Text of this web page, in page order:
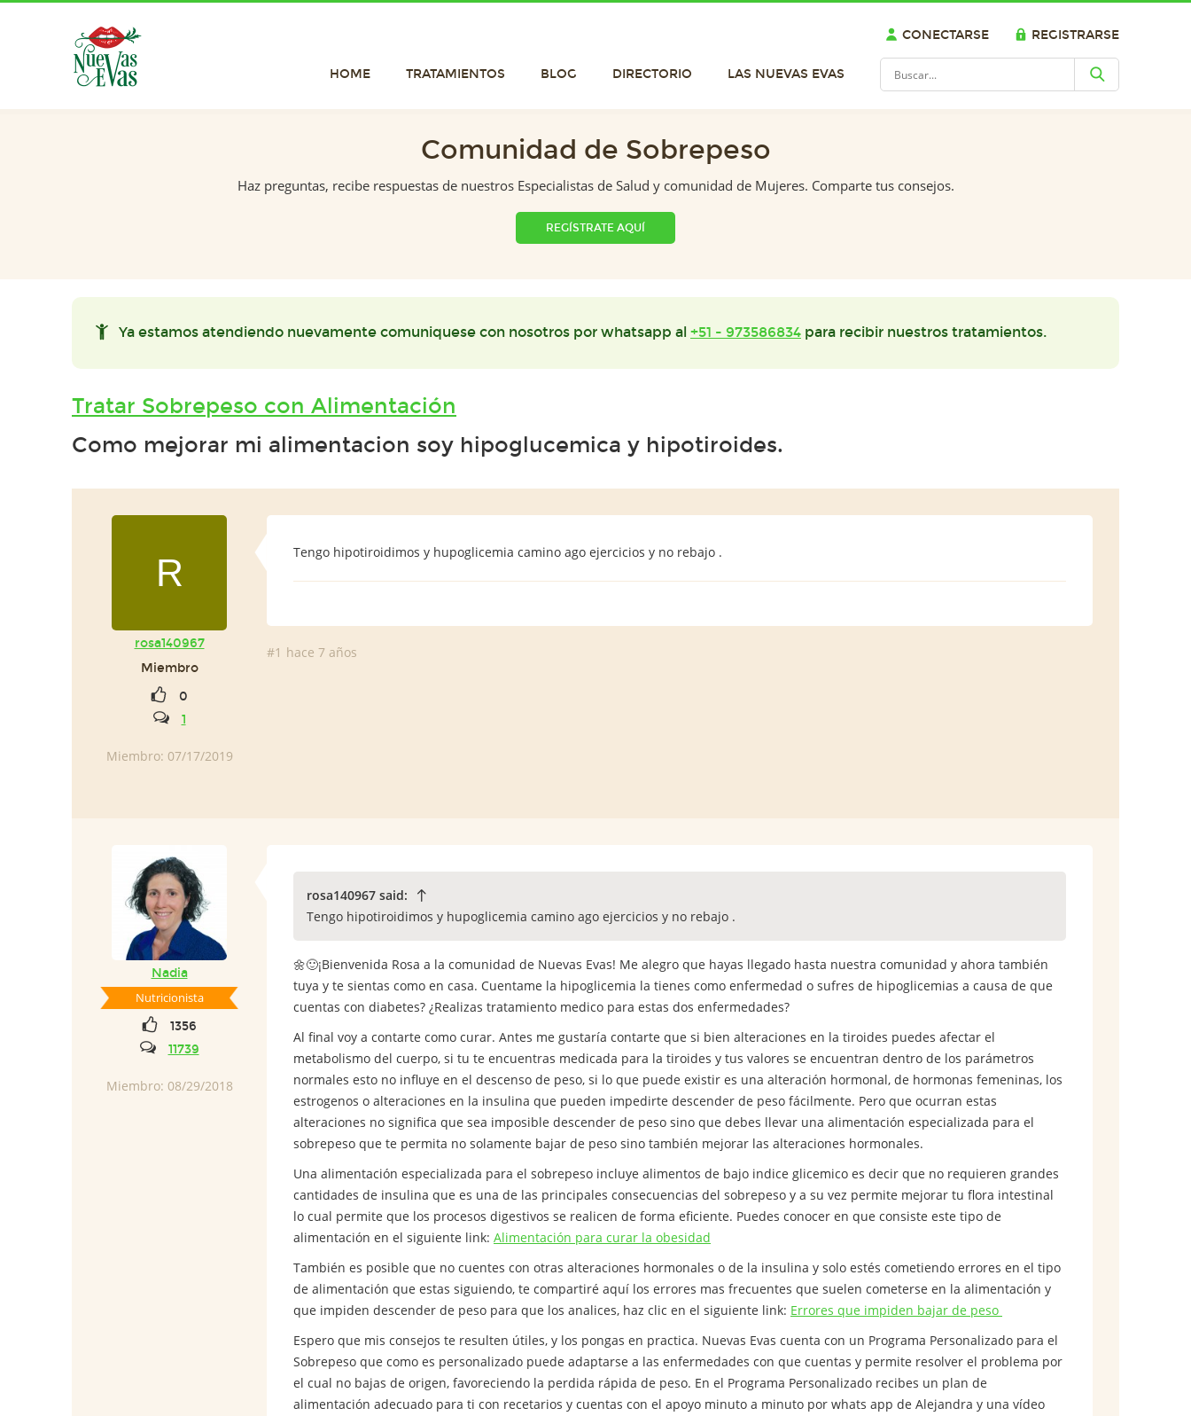
CONECTARSE REGISTRARSE
HOME TRATAMIENTOS BLOG DIRECTORIO LAS NUEVAS EVAS
Comunidad de Sobrepeso
Haz preguntas, recibe respuestas de nuestros Especialistas de Salud y comunidad de Mujeres. Comparte tus consejos.
REGÍSTRATE AQUÍ
Ya estamos atendiendo nuevamente comuniquese con nosotros por whatsapp al +51 - 973586834 para recibir nuestros tratamientos.
Tratar Sobrepeso con Alimentación
Como mejorar mi alimentacion soy hipoglucemica y hipotiroides.
R
rosa140967
Miembro
0
1
Miembro: 07/17/2019
Tengo hipotiroidimos y hupoglicemia camino ago ejercicios y no rebajo .
#1 hace 7 años
Nadia
Nutricionista
1356
11739
Miembro: 08/29/2018
rosa140967 said:
Tengo hipotiroidimos y hupoglicemia camino ago ejercicios y no rebajo .
🌼🙂¡Bienvenida Rosa a la comunidad de Nuevas Evas! Me alegro que hayas llegado hasta nuestra comunidad y ahora también
tuya y te sientas como en casa. Cuentame la hipoglicemia la tienes como enfermedad o sufres de hipoglicemias a causa de que
cuentas con diabetes? ¿Realizas tratamiento medico para estas dos enfermedades?
Al final voy a contarte como curar. Antes me gustaría contarte que si bien alteraciones en la tiroides puedes afectar el
metabolismo del cuerpo, si tu te encuentras medicada para la tiroides y tus valores se encuentran dentro de los parámetros
normales esto no influye en el descenso de peso, si lo que puede existir es una alteración hormonal, de hormonas femeninas, los
estrogenos o alteraciones en la insulina que pueden impedirte descender de peso fácilmente. Pero que ocurran estas
alteraciones no significa que sea imposible descender de peso sino que debes llevar una alimentación especializada para el
sobrepeso que te permita no solamente bajar de peso sino también mejorar las alteraciones hormonales.
Una alimentación especializada para el sobrepeso incluye alimentos de bajo indice glicemico es decir que no requieren grandes
cantidades de insulina que es una de las principales consecuencias del sobrepeso y a su vez permite mejorar tu flora intestinal
lo cual permite que los procesos digestivos se realicen de forma eficiente. Puedes conocer en que consiste este tipo de
alimentación en el siguiente link: Alimentación para curar la obesidad
También es posible que no cuentes con otras alteraciones hormonales o de la insulina y solo estés cometiendo errores en el tipo
de alimentación que estas siguiendo, te compartiré aquí los errores mas frecuentes que suelen cometerse en la alimentación y
que impiden descender de peso para que los analices, haz clic en el siguiente link: Errores que impiden bajar de peso
Espero que mis consejos te resulten útiles, y los pongas en practica. Nuevas Evas cuenta con un Programa Personalizado para el
Sobrepeso que como es personalizado puede adaptarse a las enfermedades con que cuentas y permite resolver el problema por
el cual no bajas de origen, favoreciendo la perdida rápida de peso. En el Programa Personalizado recibes un plan de
alimentación adecuado para ti con recetarios y cuentas con el apoyo minuto a minuto por whats app de Alejandra y una vídeo